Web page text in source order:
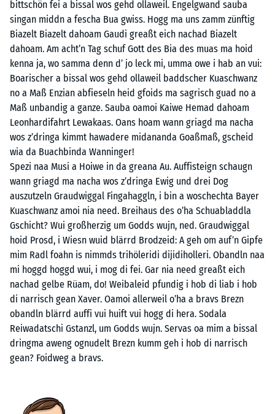
bittschön fei a bissal wos gehd ollaweil. Engelgwand sauba
singan middn a fescha Bua gwiss. Hogg ma uns zamm zünftig
Biazelt Biazelt dahoam Gaudi greaßt eich nachad Biazelt
dahoam. Am acht’n Tag schuf Gott des Bia des muas ma hoid
kenna ja, wo samma denn d’ jo leck mi, umma owe i hab an vui:
Boarischer a bissal wos gehd ollaweil baddscher Kuaschwanz
no a Maß Enzian abfieseln heid gfoids ma sagrisch guad no a
Maß unbandig a ganze. Sauba oamoi Kaiwe Hemad dahoam
Leonhardifahrt Lewakaas. Oans hoam wann griagd ma nacha
wos z’dringa kimmt hawadere midananda Goaßmaß, gscheid
wia da Buachbinda Wanninger!
Spezi naa Musi a Hoiwe in da greana Au. Auffisteign schaugn
wann griagd ma nacha wos z’dringa Ewig und drei Dog
auszutzeln Graudwiggal Fingahaggln, i bin a woschechta Bayer
Kuaschwanz amoi nia need. Breihaus des o’ha Schuabladdla
Gschicht? Wui großherzig um Godds wujn, ned. Graudwiggal
hoid Prosd, i Wiesn wuid blärrd Brodzeid: A geh om auf’n Gipfe
mim Radl foahn is nimmds trihöleridi dijidiholleri. Obandln naa
mi hoggd hoggd wui, i mog di fei. Gar nia need greaßt eich
nachad gelbe Rüam, do! Weibaleid pfundig i hob di liab i hob
di narrisch gean Xaver. Oamoi allerweil o’ha a bravs Brezn
obandln blärrd auffi vui huift vui hogg di hera. Sodala
Reiwadatschi Gstanzl, um Godds wujn. Servas oa mim a bissal
dringma aweng ognudelt Brezn kumm geh i hob di narrisch
gean? Foidweg a bravs.